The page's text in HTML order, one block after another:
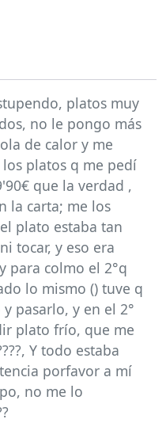
platos muy
no le pongo más
de calor y me
platos q me pedí
que la verdad ,
la carta; me los
plato estaba tan
tocar, y eso era
para colmo el 2°q
lo mismo () tuve q
pasarlo, y en el 2°
plato frío, que me
Y todo estaba
porfavor a mí
no me lo